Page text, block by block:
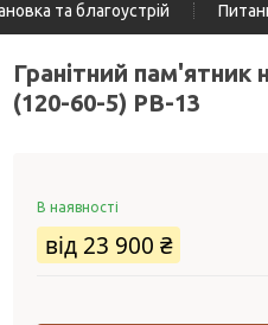
та благоустрій
Гранітний пам'ятник
(120-60-5) РВ-13
В наявності
від23 900 ₴